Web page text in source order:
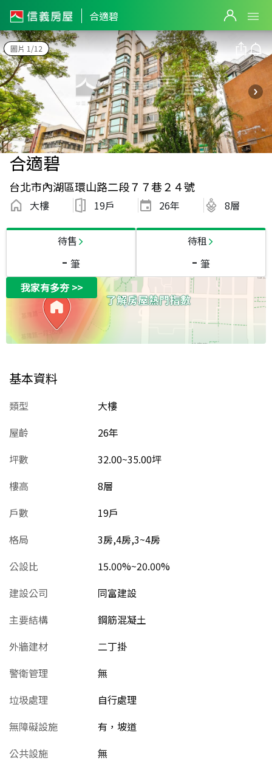
合適碧
圖片 1/12
合適碧
台北市內湖區環山路二段７７巷２４號
大樓 19戶 26年 8層
待售
- 筆
待租
- 筆
我家有多夯>>
基本資料
類型
大樓
屋齡
26年
坪數
32.00~35.00坪
樓高
8層
戶數
19戶
格局
3房,4房,3~4房
公設比
15.00%~20.00%
建設公司
同富建設
主要結構
鋼筋混凝土
外牆建材
二丁掛
警衛管理
無
垃圾處理
自行處理
無障礙設施
有，坡道
公共設施
無